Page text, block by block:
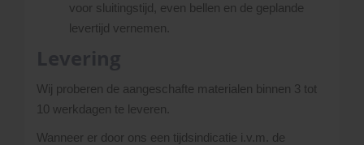
voor sluitingstijd, even bellen en de geplande
levertijd vernemen.
Wij proberen de aangeschafte materialen binnen 3 tot
10 werkdagen te leveren.
Wanneer er door ons een tijdsindicatie i.v.m. de